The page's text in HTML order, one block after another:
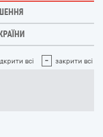
всі - закрити всі